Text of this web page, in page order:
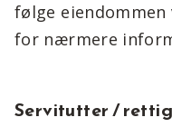
følge
for nærmere
Servitutter /